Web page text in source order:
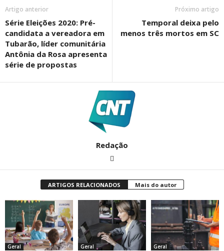
Artigo anterior
Série Eleições 2020: Pré-
candidata a vereadora em
Tubarão, líder comunitária
Antônia da Rosa apresenta
série de propostas
Próximo artigo
Temporal deixa pelo
menos três mortos em SC
Redação
ARTIGOS RELACIONADOS Mais do autor
Geral Geral Geral